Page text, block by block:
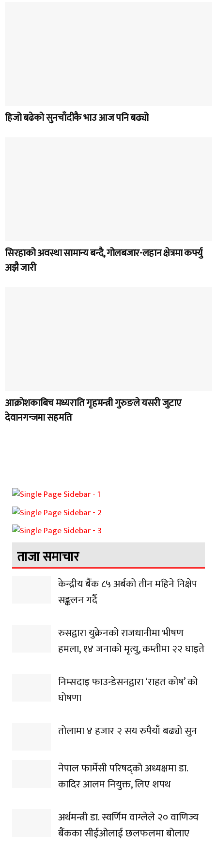
हिजो बढेको सुनचाँदीकै भाउ आज पनि बढ्यो
सिरहाको अवस्था सामान्य बन्दै, गोलबजार-लहान क्षेत्रमा कर्फ्यु
अझै जारी
आक्रोशकाबिच मध्यराति गृहमन्त्री गुरुङले यसरी जुटाए
देवानगन्जमा सहमति
ताजा समाचार
केन्द्रीय बैंक ८५ अर्बको तीन महिने निक्षेप
सङ्कलन गर्दै
रुसद्वारा युक्रेनको राजधानीमा भीषण
हमला, १४ जनाको मृत्यु, कम्तीमा २२ घाइते
निम्सदाइ फाउन्डेसनद्वारा ‘राहत कोष’ को
घोषणा
तोलामा ४ हजार २ सय रुपैयाँ बढ्यो सुन
नेपाल फार्मेसी परिषद्को अध्यक्षमा डा.
कादिर आलम नियुक्त, लिए शपथ
अर्थमन्त्री डा. स्वर्णिम वाग्लेले २० वाणिज्य
बैंकका सीईओलाई छलफलमा बोलाए